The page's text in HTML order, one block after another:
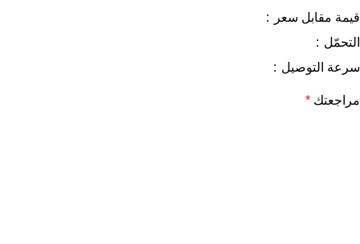
قيمة مقابل سعر
التحمّل
سرعة التوصيل
مراجعتك *